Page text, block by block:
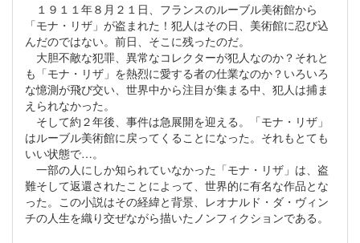
１９１１年８月２１日、フランスのルーブル美術館から
「モナ・リザ」が盗まれた！犯人はその日、美術館に忍び込
んだのではない。前日、そこに残ったのだ。
大胆不敵な犯罪、異常なコレクターが犯人なのか？それと
も「モナ・リザ」を熱烈に愛する者の仕業なのか？いろいろ
な憶測が飛び交い、世界中から注目が集まる中、犯人は捕ま
えられなかった。
そして約２年後、事件は急展開を迎える。「モナ・リザ」
はルーブル美術館に戻ってくることになった。それもとても
いい状態で…。
一部の人にしか知られていなかった「モナ・リザ」は、盗
難そして返還されたことによって、世界的に有名な作品とな
った。この小説はその経緯と背景、レオナルド・ダ・ヴィン
チの人生を織り交ぜながら描いたノンフィクションである。